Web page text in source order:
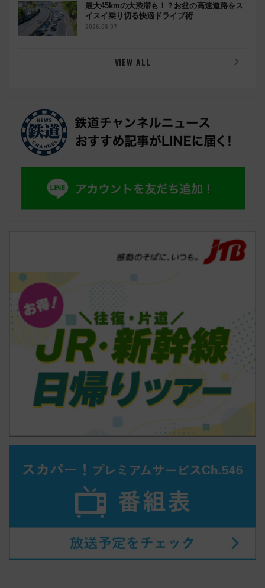
最大45kmの大渋滞も！？お盆の高速道路をス
イスイ乗り切る快適ドライブ術
2026.08.07
VIEW ALL